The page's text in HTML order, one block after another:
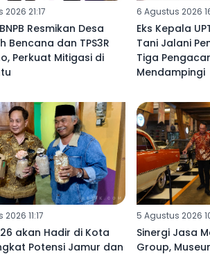
21:17
Resmikan Desa
Bencana dan TPS3R
Perkuat Mitigasi di
6 Agustus 2026
Eks Kepala
Tani Jalani
Tiga
Mendampingi
11:17
akan Hadir di Kota
Potensi Jamur dan
5 Agustus 2026
Sinergi Jasa
Group,